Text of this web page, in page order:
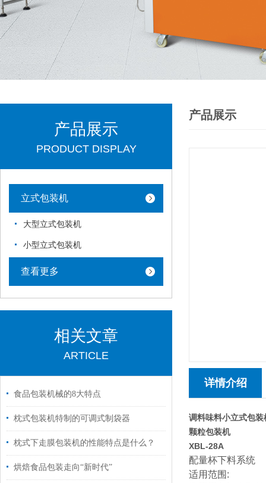
产品展示
PRODUCT DISPLAY
立式包装机
大型立式包装机
小型立式包装机
查看更多
相关文章
ARTICLE
食品包装机械的8大特点
枕式包装机特制的可调式制袋器
枕式下走膜包装机的性能特点是什么？
烘焙食品包装走向“新时代”
产品展示
详情介绍
调料味料小立式包装
颗粒包装机
XBL-28A
配量杯下料系统
适用范围: